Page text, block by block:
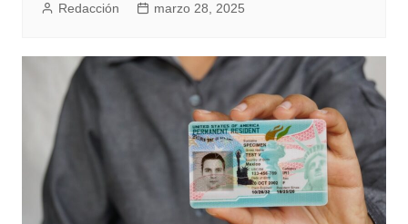
Redacción marzo 28, 2025